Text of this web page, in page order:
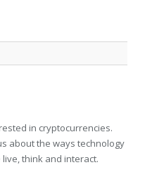
in cryptocurrencies.
about the ways technology
think and interact.